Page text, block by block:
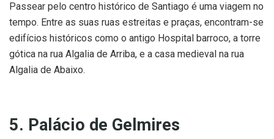
Passear pelo centro histórico de Santiago é uma viagem no
tempo. Entre as suas ruas estreitas e praças, encontram-se
edifícios históricos como o antigo Hospital barroco, a torre
gótica na rua Algalia de Arriba, e a casa medieval na rua
Algalia de Abaixo.
5. Palácio de Gelmires